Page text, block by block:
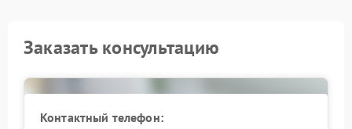
В компании FIX-FUJIFILM учитывают не только саму
угол света, диафрагму, состояние корпуса и
риск повторного обращения после ремонта.
Заказать консультацию
Контактный телефон: